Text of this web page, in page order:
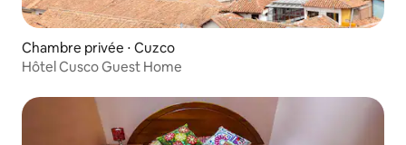
Chambre privée ⋅ Cuzco
Hôtel Cusco Guest Home